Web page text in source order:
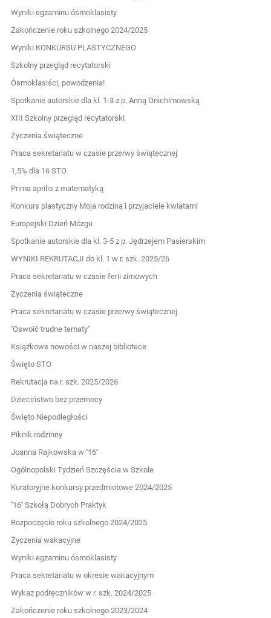
Wyniki egzaminu ósmoklasisty
Zakończenie roku szkolnego 2024/2025
Wyniki KONKURSU PLASTYCZNEGO
Szkolny przegląd recytatorski
Ósmoklasiści, powodzenia!
Spotkanie autorskie dla kl. 1-3 z p. Anną Onichimowską
XIII Szkolny przegląd recytatorski
Życzenia świąteczne
Praca sekretariatu w czasie przerwy świątecznej
1,5% dla 16 STO
Prima aprilis z matematyką
Konkurs plastyczny Moja rodzina i przyjaciele kwiatami
Europejski Dzień Mózgu
Spotkanie autorskie dla kl. 3-5 z p. Jędrzejem Pasierskim
WYNIKI REKRUTACJI do kl. 1 w r. szk. 2025/26
Praca sekretariatu w czasie ferii zimowych
Życzenia świąteczne
Praca sekretariatu w czasie przerwy świątecznej
''Oswoić trudne tematy''
Książkowe nowości w naszej bibliotece
Święto STO
Rekrutacja na r. szk. 2025/2026
Dzieciństwo bez przemocy
Święto Niepodległości
Piknik rodzinny
Joanna Rajkowska w ''16''
Ogólnopolski Tydzień Szczęścia w Szkole
Kuratoryjne konkursy przedmiotowe 2024/2025
''16'' Szkołą Dobrych Praktyk
Rozpoczęcie roku szkolnego 2024/2025
Życzenia wakacyjne
Wyniki egzaminu ósmoklasisty
Praca sekretariatu w okresie wakacyjnym
Wykaz podręczników w r. szk. 2024/2025
Zakończenie roku szkolnego 2023/2024